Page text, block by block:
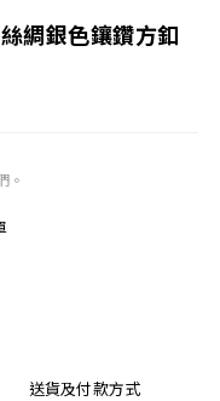
綢銀色鑲鑽方釦
。
送貨及付款方式